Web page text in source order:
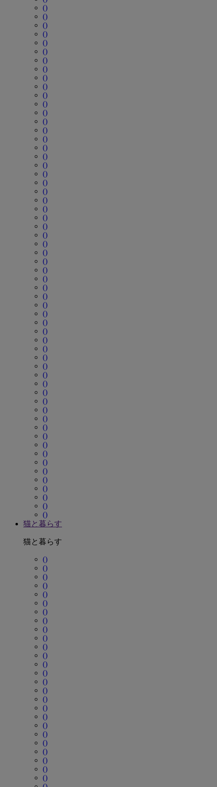
()
()
()
()
()
()
()
()
()
()
()
()
()
()
()
()
()
()
()
()
()
()
()
()
()
()
()
()
()
()
()
()
()
()
()
()
()
()
()
()
()
()
()
()
()
()
()
()
()
()
()
()
()
()
()
()
()
()
()
猫と暮らす
猫と暮らす
()
()
()
()
()
()
()
()
()
()
()
()
()
()
()
()
()
()
()
()
()
()
()
()
()
()